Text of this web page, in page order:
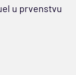
u prvenstvu